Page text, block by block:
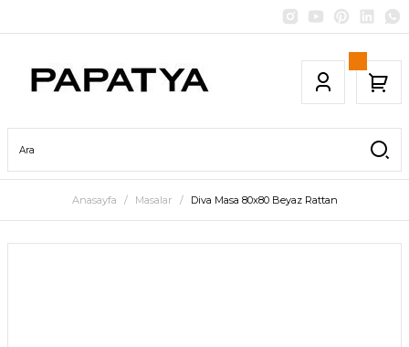
Anasayfa Masalar Diva Masa 80x80 Beyaz Rattan